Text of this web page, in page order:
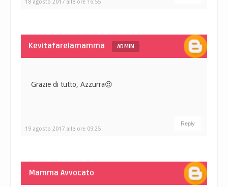
18 agosto 2017 alle ore 16:55
Kevitafarelamamma ADMIN
19 agosto 2017 alle ore 09:25
Grazie di tutto, Azzurra😍
Reply
Mamma Avvocato